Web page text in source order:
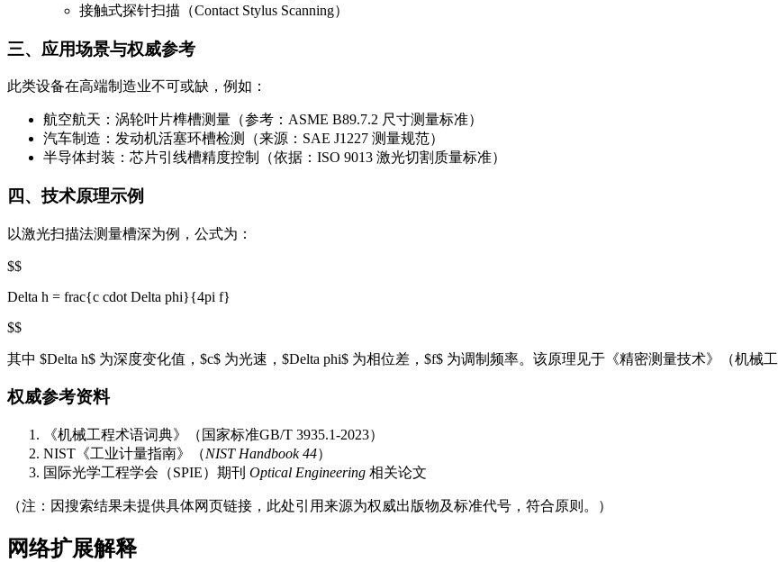
接触式探针扫描（Contact Stylus Scanning）
三、应用场景与权威参考
此类设备在高端制造业不可或缺，例如：
航空航天：涡轮叶片榫槽测量（参考：ASME B89.7.2 尺寸测量标准）
汽车制造：发动机活塞环槽检测（来源：SAE J1227 测量规范）
半导体封装：芯片引线槽精度控制（依据：ISO 9013 激光切割质量标准）
四、技术原理示例
以激光扫描法测量槽深为例，公式为：
$$
Delta h = frac{c cdot Delta phi}{4pi f}
$$
其中 $Delta h$ 为深度变化值，$c$ 为光速，$Delta phi$ 为相位差，$f$ 为调制频率。该原理见于《精密测量技术》（机械工
权威参考资料
《机械工程术语词典》（国家标准GB/T 3935.1-2023）
NIST《工业计量指南》（NIST Handbook 44）
国际光学工程学会（SPIE）期刊 Optical Engineering 相关论文
（注：因搜索结果未提供具体网页链接，此处引用来源为权威出版物及标准代号，符合原则。）
网络扩展解释